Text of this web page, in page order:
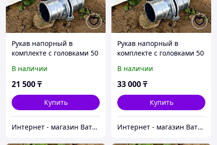
Рукав напорный в
комплекте с головками 50
25 м
В наличии
21 500₸
Купить
Интернет - магазин Ватцап
Рукав напорный в
комплекте с головками 50
50 м
В наличии
33 000₸
Купить
Интернет - магазин Ватцап